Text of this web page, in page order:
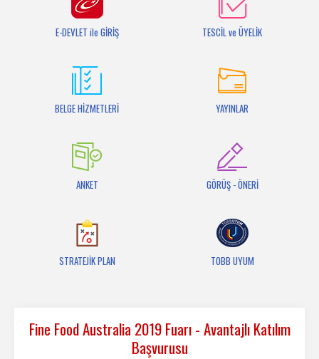
Bilgi Bankası
E-DEVLET ile GİRİŞ TESCİL ve ÜYELİK
BELGE HİZMETLERİ YAYINLAR
ANKET GÖRÜŞ - ÖNERİ
STRATEJİK PLAN TOBB UYUM
Fine Food Australia 2019 Fuarı - Avantajlı Katılım
Başvurusu